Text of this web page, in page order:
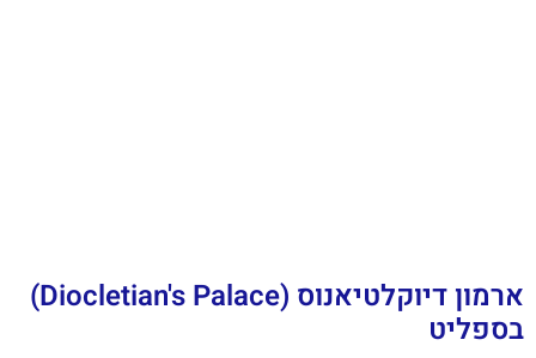
ארמון דיוקלטיאנוס (Diocletian's Palace)
בספליט